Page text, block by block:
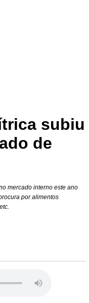
subiu
de
mercado interno este ano
por alimentos